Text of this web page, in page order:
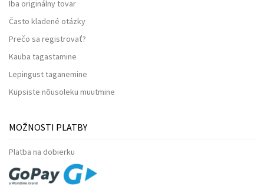
Iba originálny tovar
Často kladené otázky
Prečo sa registrovať?
Kauba tagastamine
Lepingust taganemine
Küpsiste nõusoleku muutmine
MOŽNOSTI PLATBY
Platba na dobierku